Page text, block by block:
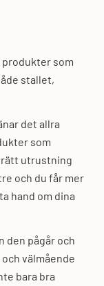
produkter som
stallet,
det allra
som
rätt utrustning
och du får mer
hand om dina
den pågår och
välmående
bara bra